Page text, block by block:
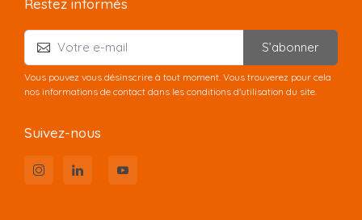
S’abonner
Vous pouvez vous désinscrire à tout moment. Vous trouverez pour cela
nos informations de contact dans les conditions d'utilisation du site.
Suivez-nous